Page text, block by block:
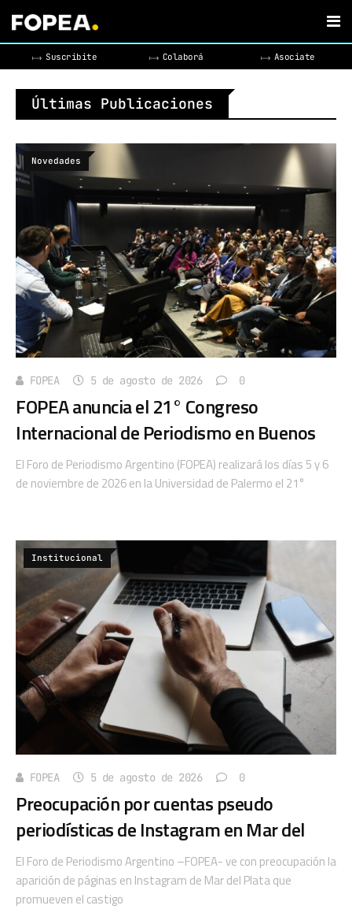
Suscribite Colaborá Asociate
Últimas Publicaciones
Novedades
FOPEA 5 de agosto de 2026 0
FOPEA anuncia el 21° Congreso
Internacional de Periodismo en Buenos
El Foro de Periodismo Argentino (FOPEA) realizará los días 5 y 6
de noviembre de 2026 en la Universidad de Palermo el 21°
Institucional
FOPEA 5 de agosto de 2026 0
Preocupación por cuentas pseudo
periodísticas de Instagram en Mar del
El Foro de Periodismo Argentino –FOPEA- ve con preocupación la
aparición de páginas en Instagram de Mar del Plata que
promueven el castigo